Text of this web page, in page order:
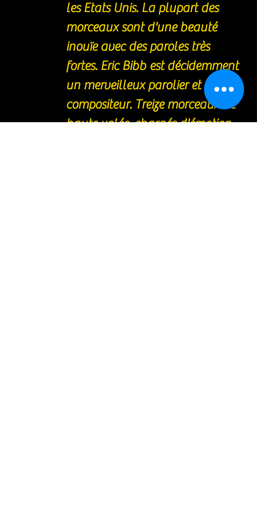
les Etats Unis. La plupart des
morceaux sont d'une beauté
inouïe avec des paroles très
fortes. Eric Bibb est décidemment
un merveilleux parolier et
compositeur. Treize morceaux de
haute volée, chargés d'émotion